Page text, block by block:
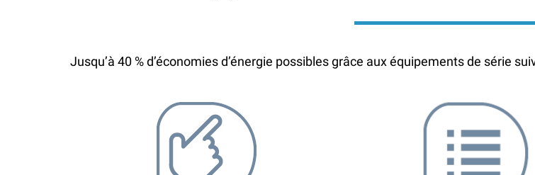
Jusqu’à 40 % d’économies d’énergie possibles grâce aux équipements de série